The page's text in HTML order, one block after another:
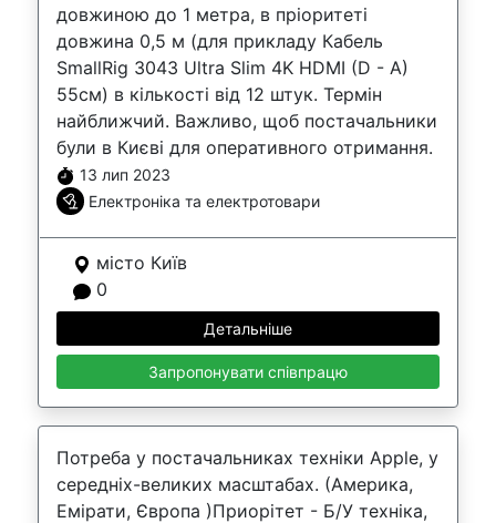
довжиною до 1 метра, в пріоритеті
довжина 0,5 м (для прикладу Кабель
SmallRig 3043 Ultra Slim 4K HDMI (D - A)
55см) в кількості від 12 штук. Термін
найближчий. Важливо, щоб постачальники
були в Києві для оперативного отримання.
13 лип 2023
Електроніка та електротовари
місто Київ
0
Детальніше
Запропонувати співпрацю
Потреба у постачальниках техніки Apple, у
середніх-великих масштабах. (Америка,
Емірати, Європа )Приорітет - Б/У техніка,